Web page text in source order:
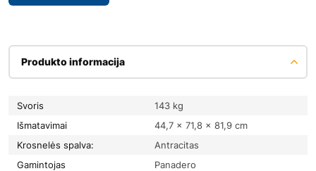
Produkto informacija
Svoris
143 kg
Išmatavimai
44,7 × 71,8 × 81,9 cm
Krosnelės spalva:
Antracitas
Gamintojas
Panadero